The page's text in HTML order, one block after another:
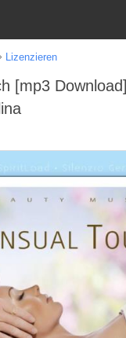
Lizenzieren
[mp3 Download]